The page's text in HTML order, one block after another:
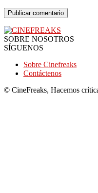
SOBRE NOSOTROS
SÍGUENOS
Sobre Cinefreaks
Contáctenos
© CineFreaks, Hacemos